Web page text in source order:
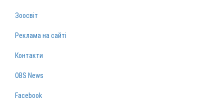
Зоосвіт
Реклама на сайті
Контакти
OBS News
Facebook